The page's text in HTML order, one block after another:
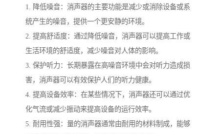
1. 降低噪音：消声器的主要功能是减少或消除设备或系
统产生的噪音，提供一个更安静的环境。
2. 提高舒适度：通过降低噪音，消声器可以提高工作或
生活环境的舒适度，减少噪音对人体的影响。
3. 保护听力：长期暴露在高噪音环境中会对听力造成损
害，消声器可以有效保护人们的听力健康。
4. 提高设备效率：在某些情况下，消声器还可以通过优
化气流或减少振动来提高设备的运行效率。
5. 耐用性强：量的消声器通常由耐用的材料制成，能够